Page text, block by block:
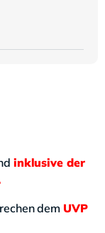
inklusive der
dem UVP